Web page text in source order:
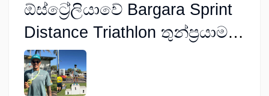
ඕස්ට්‍රේලියාවේ Bargara Sprint
Distance Triathlon තුන්ප්‍රයාම
තරගයේ රන් පදක්කම ශ්‍රී
ලංකාවේ ෂේන් අමරසිංහ දිනා